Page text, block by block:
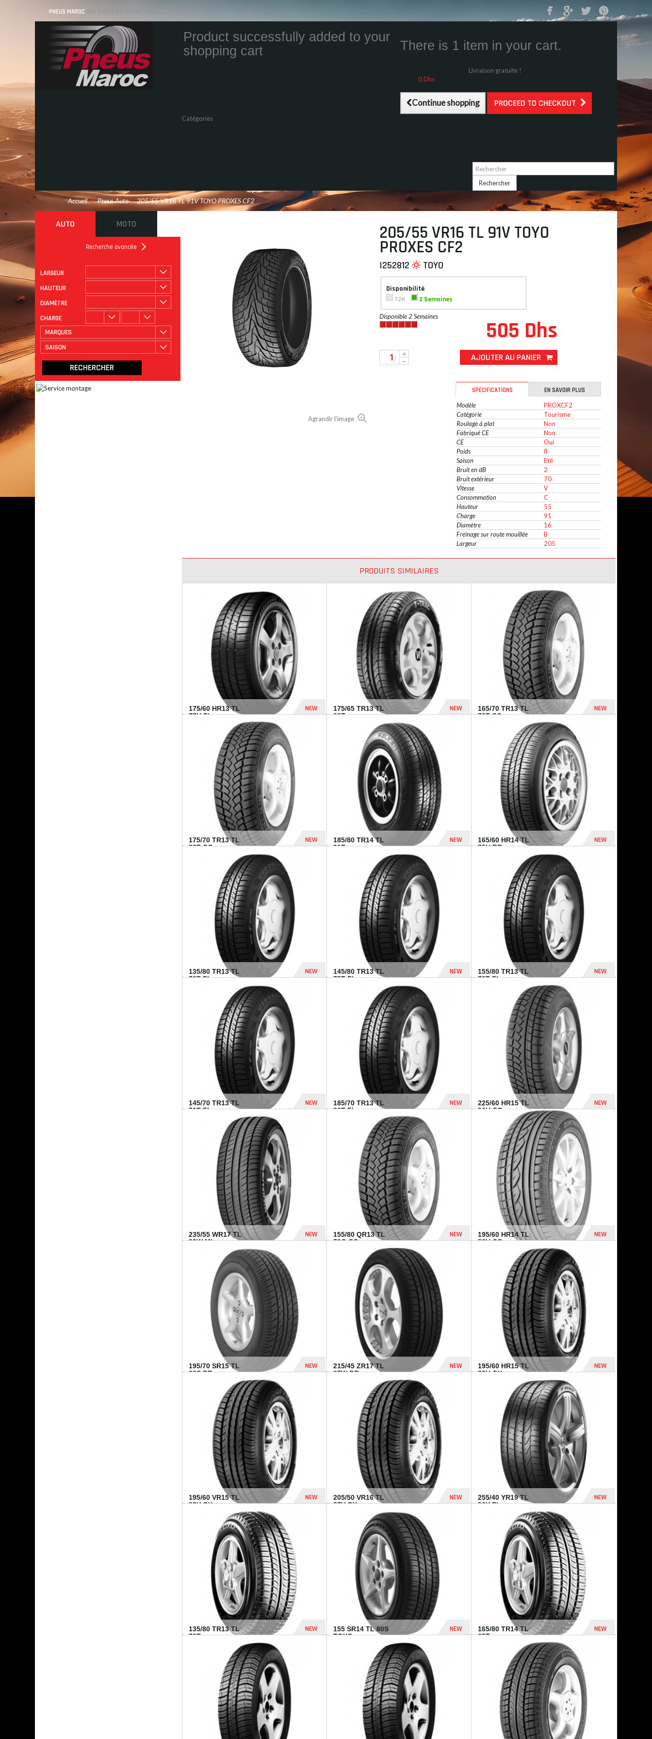
PNEUS MAROC VOS PNEUS AU MAROC LIVRÉS ET MONTÉS
Product successfully added to your
shopping cart
There is 1 item in your cart.
Livraison gratuite !
0 Dhs
Continue shopping PROCEED TO CHECKOUT
Catégories
Rechercher
Accueil / Pneus Auto > 205/55 VR16 TL 91V TOYO PROXES CF2
AUTO MOTO
Recherche avancée
LARGEUR
HAUTEUR
DIAMÈTRE
CHARGE
MARQUES
SAISON
ROULAGE À PLAT
Agrandir l'image
205/55 VR16 TL 91V TOYO
PROXES CF2
I252812 TOYO
Disponibilité
72H
2 Semaines
Disponible 2 Semaines
505 Dhs
AJOUTER AU PANIER
SPÉCIFICATIONS
EN SAVOIR PLUS
Modèle
PROXCF2
Catégorie
Tourisme
Roulage à plat
Non
Fabriqué CE
Non
CE
Oui
Poids
8
Saison
Eté
Bruit en dB
2
Bruit extérieur
70
Vitesse
V
Consommation
C
Hauteur
55
Charge
91
Diamètre
16
Freinage sur route mouillée
B
Largeur
205
PRODUITS SIMILAIRES
175/60 HR13 TL
77H FI...
NEW
394 Dhs
175/65 TR13 TL
80T...
NEW
165/70 TR13 TL
79T CO...
NEW
364 Dhs
175/70 TR13 TL
82T CO...
NEW
185/80 TR14 TL
91T...
NEW
448 Dhs
165/60 HR14 TL
75H BR...
NEW
135/80 TR13 TL
70T FI...
NEW
145/80 TR13 TL
75T FI...
NEW
155/80 TR13 TL
79T FI...
NEW
145/70 TR13 TL
71T FI...
NEW
185/70 TR13 TL
86T FI...
NEW
432 Dhs
225/60 HR15 TL
96H CO...
NEW
1 040 Dhs
235/55 WR17 TL
99W MI...
NEW
1 182 Dhs
155/80 QR13 TL
79Q CO...
NEW
195/60 HR14 TL
86H CO...
NEW
790 Dhs
195/70 SR15 TL
92S BR...
NEW
837 Dhs
215/45 ZR17 TL
87W BR...
NEW
955 Dhs
195/60 HR15 TL
88H GY...
NEW
195/60 VR15 TL
88V GY...
NEW
205/50 VR16 TL
87V GY...
NEW
255/40 YR19 TL
96Y PI...
NEW
1 771 Dhs
135/80 TR13 TL
70T...
NEW
155 SR14 TL 80S
TOYO...
NEW
165/80 TR14 TL
85T...
NEW
458 Dhs